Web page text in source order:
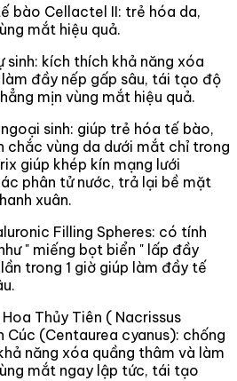
bào Cellactel II: trẻ hóa da,
mắt hiệu quả.
kích thích khả năng xóa
đầy nếp gấp sâu, tái tạo độ
mịn vùng mắt hiệu quả.
sinh: giúp trẻ hóa tế bào,
chắc vùng da dưới mắt chỉ trong
giúp khép kín mạng lưới
phân tử nước, trả lại bề mặt
xuân.
Filling Spheres: có tính
" miếng bọt biển " lấp đầy
trong 1 giờ giúp làm đầy tế
Thủy Tiên ( Nacrissus
(Centaurea cyanus): chống
năng xóa quầng thâm và làm
mắt ngay lập tức, tái tạo